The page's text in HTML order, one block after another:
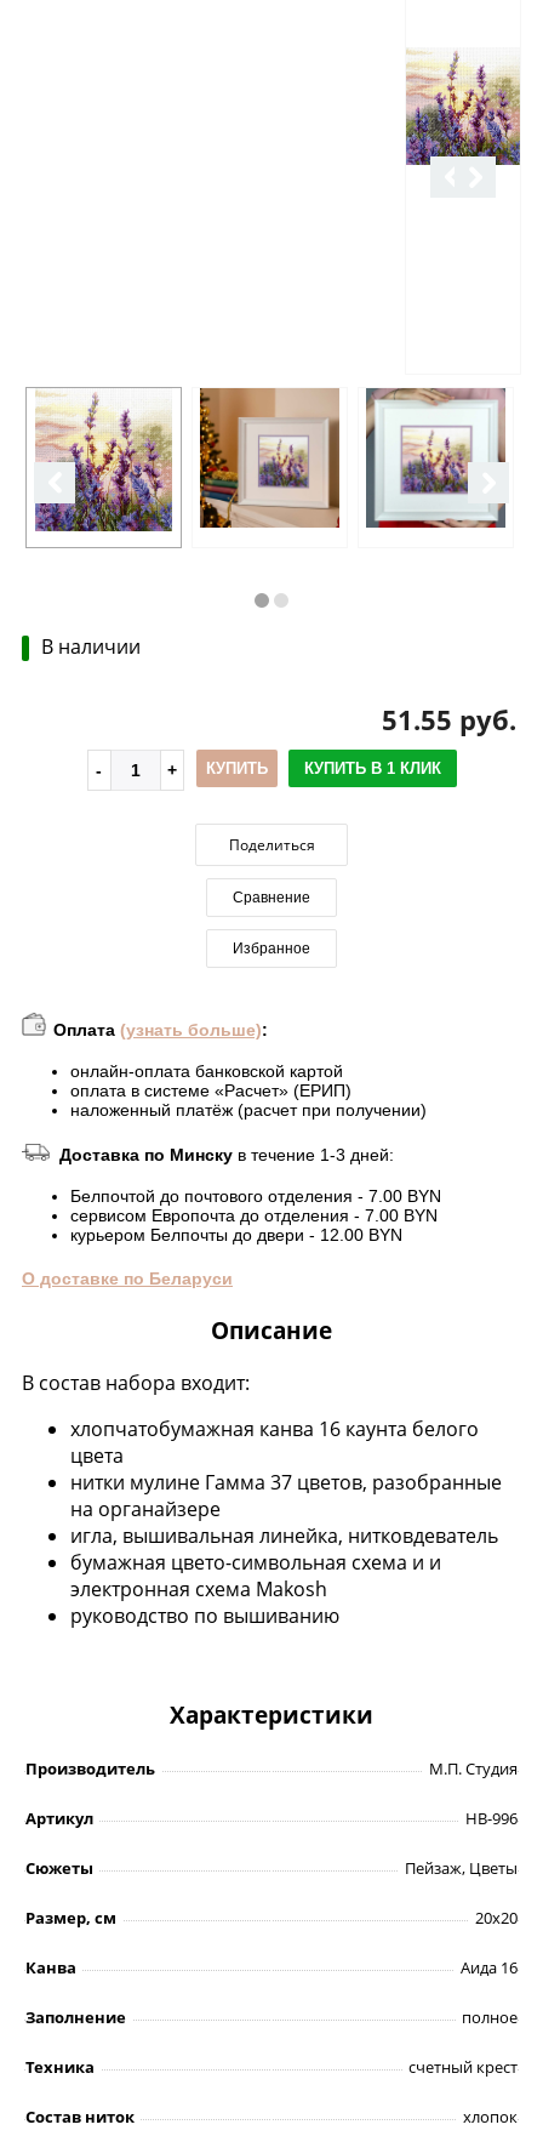
В наличии
51.55 руб.
КУПИТЬ КУПИТЬ В 1 КЛИК
Поделиться
Сравнение
Избранное
Оплата (узнать больше):
онлайн-оплата банковской картой
оплата в системе «Расчет» (ЕРИП)
наложенный платёж (расчет при получении)
Доставка по Минску в течение 1-3 дней:
Белпочтой до почтового отделения - 7.00 BYN
сервисом Европочта до отделения - 7.00 BYN
курьером Белпочты до двери - 12.00 BYN
О доставке по Беларуси
Описание
В состав набора входит:
хлопчатобумажная канва 16 каунта белого
цвета
нитки мулине Гамма 37 цветов, разобранные
на органайзере
игла, вышивальная линейка, нитковдеватель
бумажная цвето-символьная схема и и
электронная схема Makosh
руководство по вышиванию
Характеристики
Производитель М.П. Студия
Артикул НВ-996
Сюжеты Пейзаж, Цветы
Размер, см 20х20
Канва Аида 16
Заполнение полное
Техника счетный крест
Состав ниток хлопок